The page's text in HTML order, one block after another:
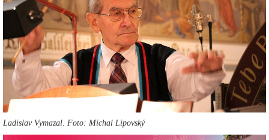
Ladislav Vymazal. Foto: Michal Lipovský